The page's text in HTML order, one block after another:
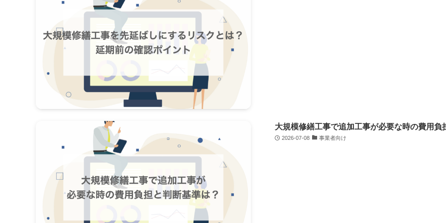
大規模修繕工事で追加工事が必要な時の費用負
2026-07-08 事業者向け